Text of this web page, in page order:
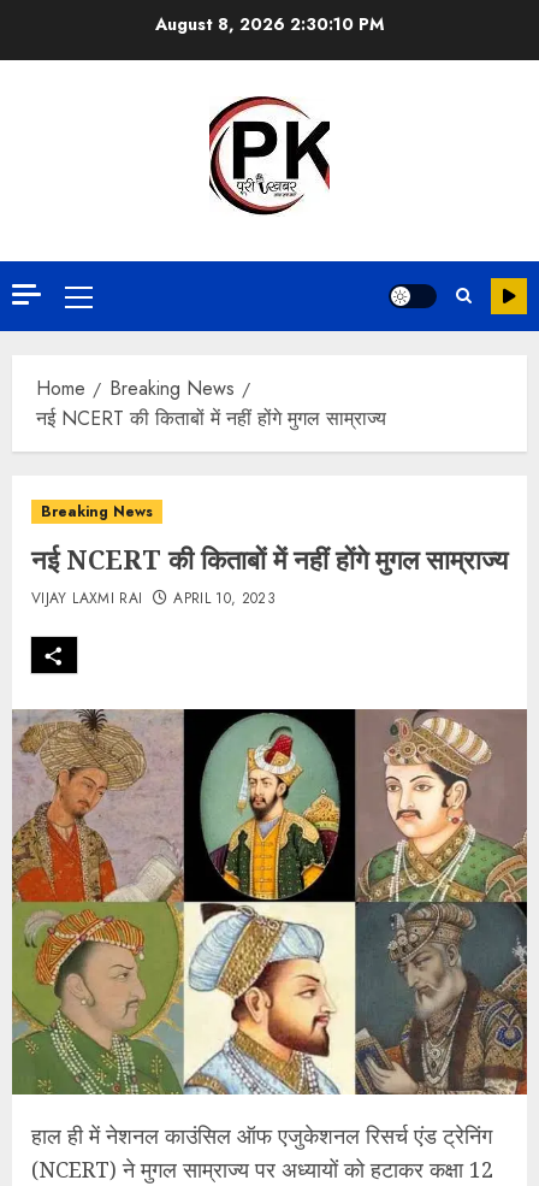
August 8, 2026 2:30:10 PM
Home
Breaking News
नई NCERT की किताबों में नहीं होंगे मुगल साम्राज्य
Breaking News
नई NCERT की किताबों में नहीं होंगे मुगल साम्राज्य
VIJAY LAXMI RAI APRIL 10, 2023
हाल ही में नेशनल काउंसिल ऑफ एजुकेशनल रिसर्च एंड ट्रेनिंग
(NCERT) ने मुगल साम्राज्य पर अध्यायों को हटाकर कक्षा 12